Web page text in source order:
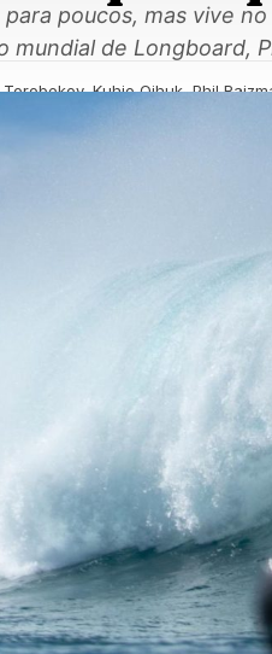
para poucos, mas vive
mundial de Longboard,
Kuhio Oihuk, Phil